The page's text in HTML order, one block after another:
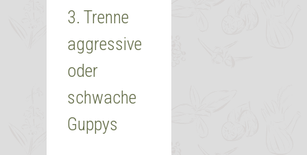
3. Trenne
aggressive
oder
schwache
Guppys